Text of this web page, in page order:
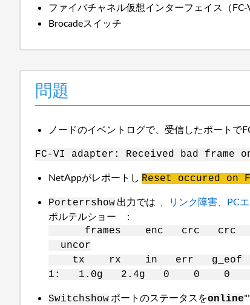
ファイバチャネル仮想インターフェイス（FC-
Brocadeスイッチ
問題
ノードのイベントログで、受信したポート
FC-VI adapter: Received bad
NetAppがレポートしReset occured on
Porterrshow 出力では 、リンク障害、PC
ポルテルショー ：
frames enc crc crc
uncor
tx rx in err g_eof
1: 1.0g 2.4g 0 0 0
Switchshow ポートのステータスをonline